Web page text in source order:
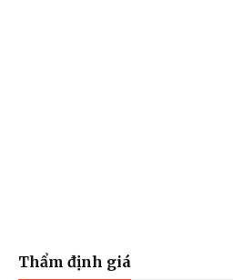
Thẩm định giá